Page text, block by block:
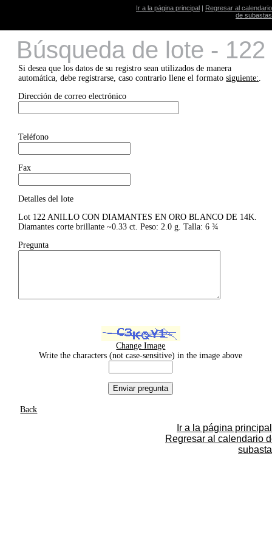
Ir a la página principal | Regresar al calendario
de subastas
Búsqueda de lote - 122
Si desea que los datos de su registro sean utilizados de manera
automática, debe registrarse, caso contrario llene el formatosiguiente:.
Dirección de correo electrónico
Teléfono
Fax
Detalles del lote
Lot 122 ANILLO CON DIAMANTES EN ORO BLANCO DE 14K.
Diamantes corte brillante ~0.33 ct. Peso: 2.0 g. Talla: 6 ¾
Pregunta
Change Image
Write the characters (not case-sensitive) in the image above
Back
Ir a la página principal
Regresar al calendario